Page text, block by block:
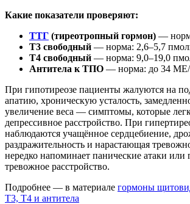
Какие показатели проверяют:
ТТГ (тиреотропный гормон) —
Т3 свободный — норма: 2,6–5,7
Т4 свободный — норма: 9,0–19,0
Антитела к ТПО — норма: до 34
При гипотиреозе пациенты жалуются на
апатию, хроническую усталость,
увеличение веса — симптомы, которые
депрессивное расстройство. При
наблюдаются учащённое сердцебиение,
раздражительность и нарастающая
нередко напоминает панические атаки или
тревожное расстройство.
Подробнее — в материале гормоны
Т3, Т4 и антитела